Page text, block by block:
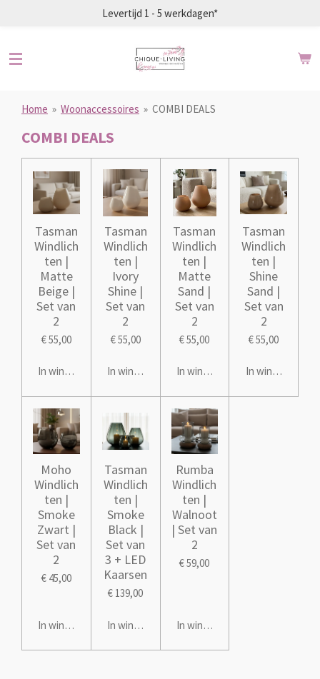
de
Levertijd 1 - 5 werkdagen*
Home » Woonaccessoires » COMBI DEALS
COMBI DEALS
Tasman
Windlich
ten |
Matte
Beige |
Set van
2
€ 55,00
In winkelwagen
Tasman
Windlich
ten |
Ivory
Shine |
Set van
2
€ 55,00
In winkelwagen
Tasman
Windlich
ten |
Matte
Sand |
Set van
2
€ 55,00
In winkelwagen
Tasman
Windlich
ten |
Shine
Sand |
Set van
2
€ 55,00
In winkelwagen
Moho
Windlich
ten |
Smoke
Zwart |
Set van
2
€ 45,00
In winkelwagen
Tasman
Windlich
ten |
Smoke
Black |
Set van
3 + LED
Kaarsen
€ 139,00
In winkelwagen
Rumba
Windlich
ten |
Walnoot
| Set van
2
€ 59,00
In winkelwagen